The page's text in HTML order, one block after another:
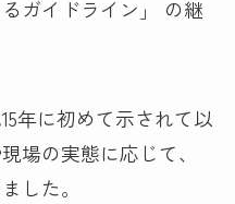
ガイドライン」 の継
年に初めて示されて以
場の実態に応じて、
した。